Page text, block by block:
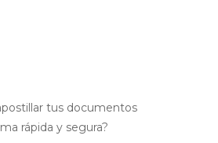
tus documentos
rápida y segura?